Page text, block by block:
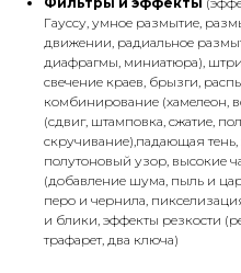
Гаусcу, умное размытие,
движении, радиальное
диафрагмы, миниатюра),
свечение краев, брызги,
комбинирование (хамелеон,
(сдвиг, штамповка, сжатие,
скручивание),падающая тень,
полутоновый узор, высокие
(добавление шума, пыль и
перо и чернила,
и блики, эффекты резкости
трафарет, два ключа)